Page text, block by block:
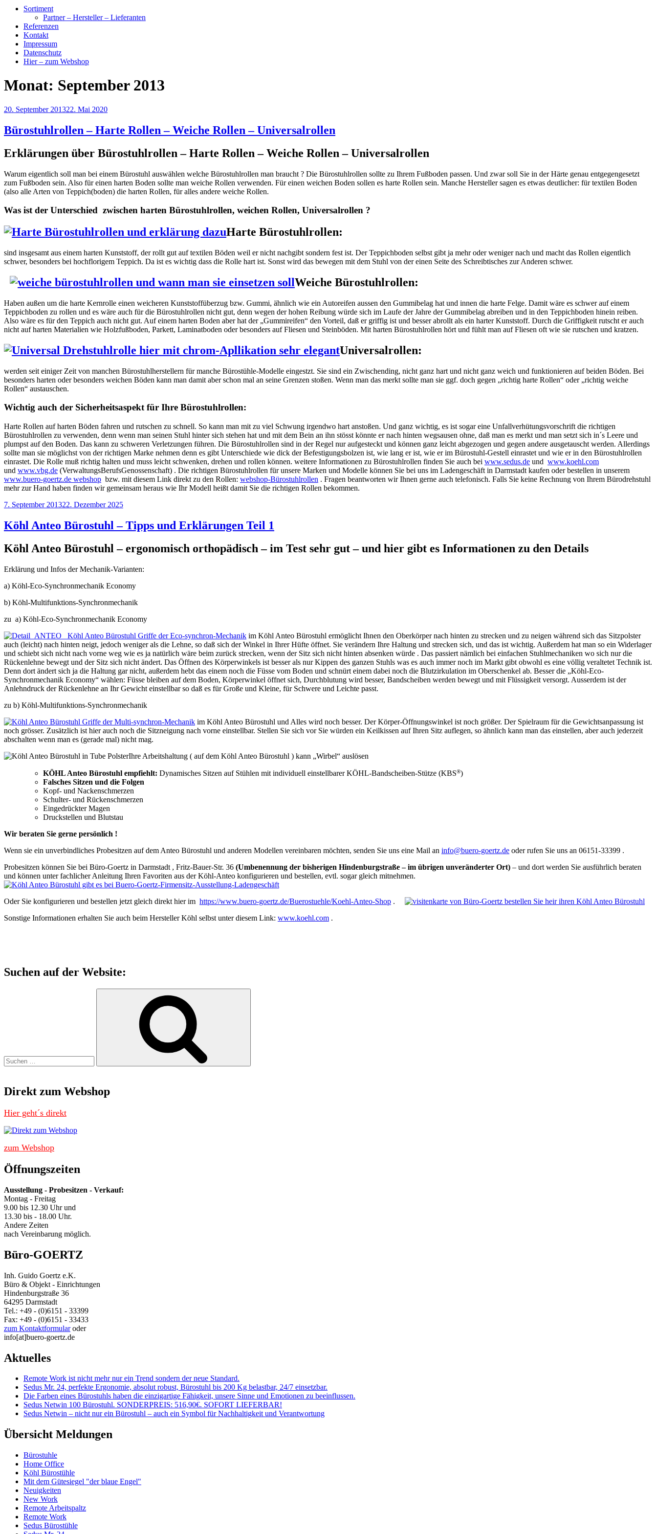
Sortiment
Partner – Hersteller – Lieferanten
Referenzen
Kontakt
Impressum
Datenschutz
Hier – zum Webshop
Monat: September 2013
Veröffentlicht
20. September 201322. Mai 2020
Bürostuhlrollen – Harte Rollen – Weiche Rollen – Universalrollen
Erklärungen über Bürostuhlrollen – Harte Rollen – Weiche Rollen – Universalrollen
Warum eigentlich soll man bei einem Bürostuhl auswählen welche Bürostuhlrollen man braucht ? Die Bürostuhlrollen sollte zu Ihrem Fußboden passen. Und zwar soll Sie in der Härte genau entgegengesetzt
zum Fußboden sein. Also für einen harten Boden sollte man weiche Rollen verwenden. Für einen weichen Boden sollen es harte Rollen sein. Manche Hersteller sagen es etwas deutlicher: für textilen Boden
(also alle Arten von Teppich(boden) die harten Rollen, für alles andere weiche Rollen.
Was ist der Unterschied zwischen harten Bürostuhlrollen, weichen Rollen, Universalrollen ?
Harte Bürostuhlrollen:
sind insgesamt aus einem harten Kunststoff, der rollt gut auf textilen Böden weil er nicht nachgibt sondern fest ist. Der Teppichboden selbst gibt ja mehr oder weniger nach und macht das Rollen eigentlich
schwer, besonders bei hochflorigem Teppich. Da ist es wichtig dass die Rolle hart ist. Sonst wird das bewegen mit dem Stuhl von der einen Seite des Schreibtisches zur Anderen schwer.
Weiche Bürostuhlrollen:
Haben außen um die harte Kernrolle einen weicheren Kunststoffüberzug bzw. Gummi, ähnlich wie ein Autoreifen aussen den Gummibelag hat und innen die harte Felge. Damit wäre es schwer auf einem
Teppichboden zu rollen und es wäre auch für die Bürostuhlrollen nicht gut, denn wegen der hohen Reibung würde sich im Laufe der Jahre der Gummibelag abreiben und in den Teppichboden hinein reiben.
Also wäre es für den Teppich auch nicht gut. Auf einem harten Boden aber hat der „Gummireifen“ den Vorteil, daß er griffig ist und besser abrollt als ein harter Kunststoff. Durch die Griffigkeit rutscht er auch
nicht auf harten Materialien wie Holzfußboden, Parkett, Laminatboden oder besonders auf Fliesen und Steinböden. Mit harten Bürostuhlrollen hört und fühlt man auf Fliesen oft wie sie rutschen und kratzen.
Universalrollen:
werden seit einiger Zeit von manchen Bürostuhlherstellern für manche Bürostühle-Modelle eingestzt. Sie sind ein Zwischending, nicht ganz hart und nicht ganz weich und funktionieren auf beiden Böden. Bei
besonders harten oder besonders weichen Böden kann man damit aber schon mal an seine Grenzen stoßen. Wenn man das merkt sollte man sie ggf. doch gegen „richtig harte Rollen“ oder „richtig weiche
Rollen“ austauschen.
Wichtig auch der Sicherheitsaspekt für Ihre Bürostuhlrollen:
Harte Rollen auf harten Böden fahren und rutschen zu schnell. So kann man mit zu viel Schwung irgendwo hart anstoßen. Und ganz wichtig, es ist sogar eine Unfallverhütungsvorschrift die richtigen
Bürostuhlrollen zu verwenden, denn wenn man seinen Stuhl hinter sich stehen hat und mit dem Bein an ihn stösst könnte er nach hinten wegsausen ohne, daß man es merkt und man setzt sich in´s Leere und
plumpst auf den Boden. Das kann zu schweren Verletzungen führen. Die Bürostuhlrollen sind in der Regel nur aufgesteckt und können ganz leicht abgezogen und gegen andere ausgetauscht werden. Allerdings
sollte man sie möglichst von der richtigen Marke nehmen denn es gibt Unterschiede wie dick der Befestigungsbolzen ist, wie lang er ist, wie er im Bürostuhl-Gestell einrastet und wie er in den Bürostuhlrollen
einrastet. Die Rolle muß richtig halten und muss leicht schwenken, drehen und rollen können. weitere Informationen zu Bürostuhlrollen finden Sie auch bei www.sedus.de und www.koehl.com
und www.vbg.de (VerwaltungsBerufsGenossenschaft) . Die richtigen Bürostuhlrollen für unsere Marken und Modelle können Sie bei uns im Ladengeschäft in Darmstadt kaufen oder bestellen in unserem
www.buero-goertz.de webshop bzw. mit diesem Link direkt zu den Rollen: webshop-Bürostuhlrollen . Fragen beantworten wir Ihnen gerne auch telefonisch. Falls Sie keine Rechnung von Ihrem Bürodrehstuhl
mehr zur Hand haben finden wir gemeinsam heraus wie Ihr Modell heißt damit Sie die richtigen Rollen bekommen.
Veröffentlicht
7. September 201322. Dezember 2025
Köhl Anteo Bürostuhl – Tipps und Erklärungen Teil 1
Köhl Anteo Bürostuhl – ergonomisch orthopädisch – im Test sehr gut – und hier gibt es Informationen zu den Details
Erklärung und Infos der Mechanik-Varianten:
a) Köhl-Eco-Synchronmechanik Economy
b) Köhl-Multifunktions-Synchronmechanik
zu a) Köhl-Eco-Synchronmechanik Economy
im Köhl Anteo Bürostuhl ermöglicht Ihnen den Oberkörper nach hinten zu strecken und zu neigen während sich das Sitzpolster
auch (leicht) nach hinten neigt, jedoch weniger als die Lehne, so daß sich der Winkel in Ihrer Hüfte öffnet. Sie verändern Ihre Haltung und strecken sich, und das ist wichtig. Außerdem hat man so ein Widerlager
und schiebt sich nicht nach vorne weg wie es ja natürlich wäre beim zurück strecken, wenn der Sitz sich nicht hinten absenken würde . Das passiert nämlich bei einfachen Stuhlmechaniken wo sich nur die
Rückenlehne bewegt und der Sitz sich nicht ändert. Das Öffnen des Körperwinkels ist besser als nur Kippen des ganzen Stuhls was es auch immer noch im Markt gibt obwohl es eine völlig veraltetet Technik ist.
Denn dort ändert sich ja die Haltung gar nicht, außerdem hebt das einem noch die Füsse vom Boden und schnürt einem dabei noch die Blutzirkulation im Oberschenkel ab. Besser die „Köhl-Eco-
Synchronmechanik Economy“ wählen: Füsse bleiben auf dem Boden, Körperwinkel öffnet sich, Durchblutung wird besser, Bandscheiben werden bewegt und mit Flüssigkeit versorgt. Ausserdem ist der
Anlehndruck der Rückenlehne an Ihr Gewicht einstellbar so daß es für Große und Kleine, für Schwere und Leichte passt.
zu b) Köhl-Multifunktions-Synchronmechanik
im Köhl Anteo Bürostuhl und Alles wird noch besser. Der Körper-Öffnungswinkel ist noch größer. Der Spielraum für die Gewichtsanpassung ist
noch grösser. Zusätzlich ist hier auch noch die Sitzneigung nach vorne einstellbar. Stellen Sie sich vor Sie würden ein Keilkissen auf Ihren Sitz auflegen, so ähnlich kann man das einstellen, aber auch jederzeit
abschalten wenn man es (gerade mal) nicht mag.
Ihre Arbeitshaltung ( auf dem Köhl Anteo Bürostuhl ) kann „Wirbel“ auslösen
KÖHL Anteo Bürostuhl empfiehlt: Dynamisches Sitzen auf Stühlen mit individuell einstellbarer KÖHL-Bandscheiben-Stütze (KBS®)
Falsches Sitzen und die Folgen
Kopf- und Nackenschmerzen
Schulter- und Rückenschmerzen
Eingedrückter Magen
Druckstellen und Blutstau
Wir beraten Sie gerne persönlich !
Wenn sie ein unverbindliches Probesitzen auf dem Anteo Bürostuhl und anderen Modellen vereinbaren möchten, senden Sie uns eine Mail an info@buero-goertz.de oder rufen Sie uns an 06151-33399 .
Probesitzen können Sie bei Büro-Goertz in Darmstadt , Fritz-Bauer-Str. 36 (Umbenennung der bisherigen Hindenburgstraße – im übrigen unveränderter Ort) – und dort werden Sie ausführlich beraten
und können unter fachlicher Anleitung Ihren Favoriten aus der Köhl-Anteo konfigurieren und bestellen, evtl. sogar gleich mitnehmen.
Oder Sie konfigurieren und bestellen jetzt gleich direkt hier im https://www.buero-goertz.de/Buerostuehle/Koehl-Anteo-Shop .
Sonstige Informationen erhalten Sie auch beim Hersteller Köhl selbst unter diesem Link: www.koehl.com .
Suchen auf der Website:
Direkt zum Webshop
Hier geht´s direkt
zum Webshop
Öffnungszeiten
Ausstellung - Probesitzen - Verkauf:
Montag - Freitag
9.00 bis 12.30 Uhr und
13.30 bis - 18.00 Uhr.
Andere Zeiten
nach Vereinbarung möglich.
Büro-GOERTZ
Inh. Guido Goertz e.K.
Büro & Objekt - Einrichtungen
Hindenburgstraße 36
64295 Darmstadt
Tel.: +49 - (0)6151 - 33399
Fax: +49 - (0)6151 - 33433
zum Kontaktformularoder
info[at]buero-goertz.de
Aktuelles
Remote Work ist nicht mehr nur ein Trend sondern der neue Standard.
Sedus Mr. 24, perfekte Ergonomie, absolut robust, Bürostuhl bis 200 Kg belastbar, 24/7 einsetzbar.
Die Farben eines Bürostuhls haben die einzigartige Fähigkeit, unsere Sinne und Emotionen zu beeinflussen.
Sedus Netwin 100 Bürostuhl. SONDERPREIS: 516,90€. SOFORT LIEFERBAR!
Sedus Netwin – nicht nur ein Bürostuhl – auch ein Symbol für Nachhaltigkeit und Verantwortung
Übersicht Meldungen
Bürostuhle
Home Office
Köhl Bürostühle
Mit dem Gütesiegel "der blaue Engel"
Neuigkeiten
New Work
Remote Arbeitspaltz
Remote Work
Sedus Bürostühle